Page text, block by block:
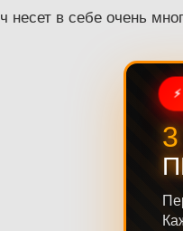
несет в себе очень